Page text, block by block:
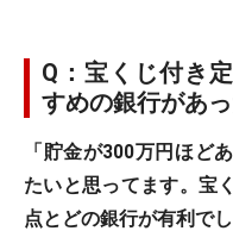
Q：宝くじ付き
すめの銀行があ
「貯金が300万円ほど
たいと思ってます。宝
点とどの銀行が有利で